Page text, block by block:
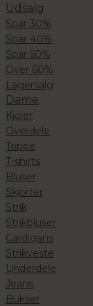
Udsalg
Spar 30%
Spar 40%
Spar 50%
Over 60%
Lagersalg
Dame
Kjoler
Overdele
Toppe
T-shirts
Bluser
Skjorter
Strik
Strikbluser
Cardigans
Strikveste
Underdele
Jeans
Bukser